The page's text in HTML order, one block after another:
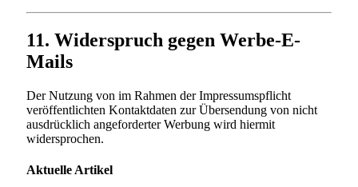
11. Widerspruch gegen Werbe-E-
Mails
Der Nutzung von im Rahmen der Impressumspflicht
veröffentlichten Kontaktdaten zur Übersendung von nicht
ausdrücklich angeforderter Werbung wird hiermit
widersprochen.
Aktuelle Artikel